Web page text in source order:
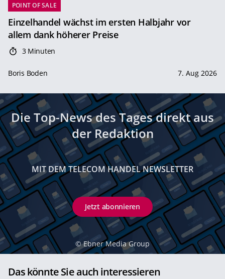
POINT OF SALE
Einzelhandel wächst im ersten Halbjahr vor
allem dank höherer Preise
3 Minuten
Boris Boden 7. Aug 2026
Die Top-News des Tages direkt aus
der Redaktion
MIT DEM TELECOM HANDEL NEWSLETTER
Jetzt abonnieren
© Ebner Media Group
Das könnte Sie auch interessieren